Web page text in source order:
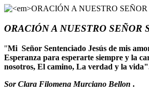
ORACIÓN A NUESTRO SEÑOR
"Mi Señor Sentenciado Jesús de mis
Esperanza para esperarte siempre y la
nosotros, El camino, La verdad y la
Sor Clara Filomena Murciano Bellon .